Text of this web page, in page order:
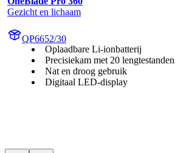
Gezicht en lichaam
QP6652/30
Oplaadbare Li-ionbatterij
Precisiekam met 20 lengtestanden
Nat en droog gebruik
Digitaal LED-display